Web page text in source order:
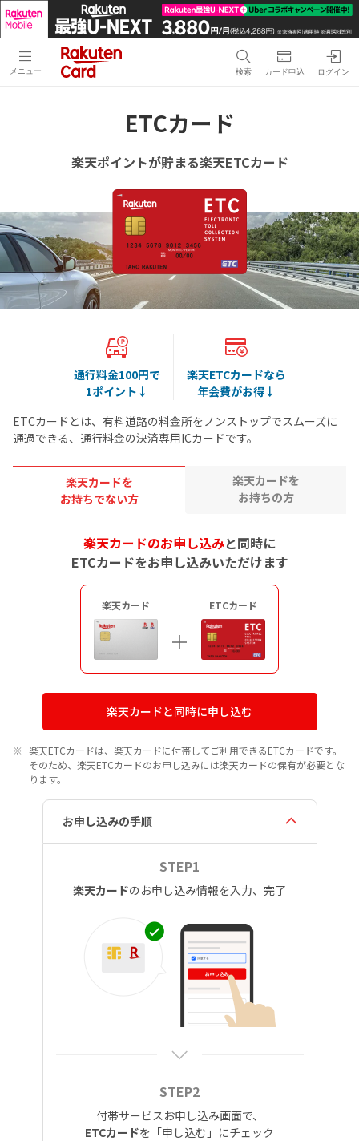
メニュー 検索 カード申込 ログイン
ETCカード
楽天ポイントが貯まる楽天ETCカード
通行料金100円で
1ポイント↓
楽天ETCカードなら
年会費がお得↓
ETCカードとは、有料道路の料金所をノンストップでスムーズに
通過できる、通行料金の決済専用ICカードです。
楽天カードを
お持ちでない方
楽天カードを
お持ちの方
楽天カードのお申し込みと同時に
ETCカードをお申し込みいただけます
楽天カード ETCカード
楽天カードと同時に申し込む
楽天ETCカードは、楽天カードに付帯してご利用できるETCカードです。
そのため、楽天ETCカードのお申し込みには楽天カードの保有が必要とな
ります。
お申し込みの手順
STEP1
楽天カードのお申し込み情報を入力、完了
STEP2
付帯サービスお申し込み画面で、
ETCカードを「申し込む」にチェック